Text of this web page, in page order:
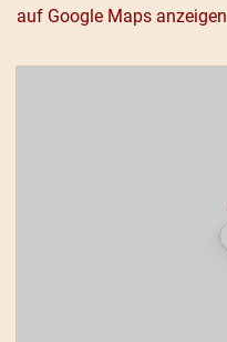
auf Google Maps anzeigen